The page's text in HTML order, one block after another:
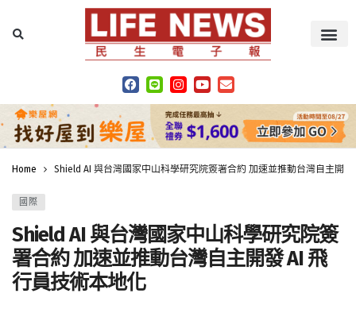
Home Shield AI 與台灣國家中山科學研究院簽署合約 加速並推動台灣自主開
國際
Shield AI 與台灣國家中山科學研究院簽
署合約 加速並推動台灣自主開發 AI 飛
行員技術本地化